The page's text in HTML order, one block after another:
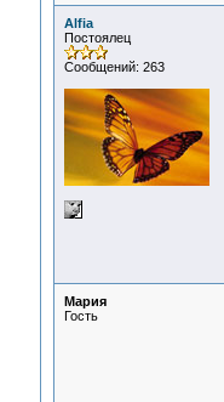
Alfia
Постоялец
Сообщений: 263
Мария
Гость